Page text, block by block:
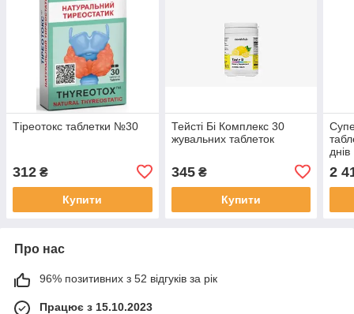
Тіреотокс таблетки №30
312 ₴
Купити
Тейсті Бі Комплекс 30
жувальних таблеток
345₴
Купити
днів
2
Про нас
96% позитивних з 52 відгуків за рік
Працює з 15.10.2023